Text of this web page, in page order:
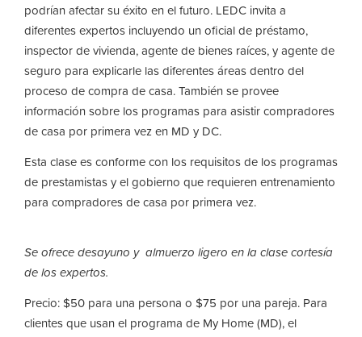
podrían afectar su éxito en el futuro. LEDC invita a
diferentes expertos incluyendo un oficial de préstamo,
inspector de vivienda, agente de bienes raíces, y agente de
seguro para explicarle las diferentes áreas dentro del
proceso de compra de casa. También se provee
información sobre los programas para asistir compradores
de casa por primera vez en MD y DC.
Esta clase es conforme con los requisitos de los programas
de prestamistas y el gobierno que requieren entrenamiento
para compradores de casa por primera vez.
Se ofrece desayuno y almuerzo ligero en la clase cortesía
de los expertos.
Precio: $50 para una persona o $75 por una pareja. Para
clientes que usan el programa de My Home (MD), el